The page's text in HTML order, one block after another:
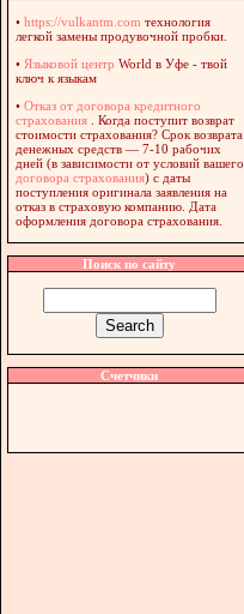
• https://vulkantm.com технология
легкой замены продувочной пробки.
• Языковой центр World в Уфе - твой
ключ к языкам
• Отказ от договора кредитного
страхования . Когда поступит возврат
стоимости страхования? Срок возврата
денежных средств — 7-10 рабочих
дней (в зависимости от условий вашего
договора страхования) с даты
поступления оригинала заявления на
отказ в страховую компанию. Дата
оформления договора страхования.
Поиск по сайту
Счетчики